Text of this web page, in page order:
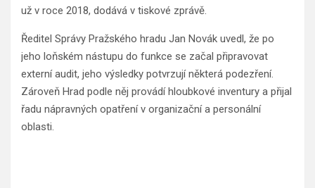
už v roce 2018, dodává v tiskové zprávě.
Ředitel Správy Pražského hradu Jan Novák uvedl, že po
jeho loňském nástupu do funkce se začal připravovat
externí audit, jeho výsledky potvrzují některá podezření.
Zároveň Hrad podle něj provádí hloubkové inventury a přijal
řadu nápravných opatření v organizační a personální
oblasti.